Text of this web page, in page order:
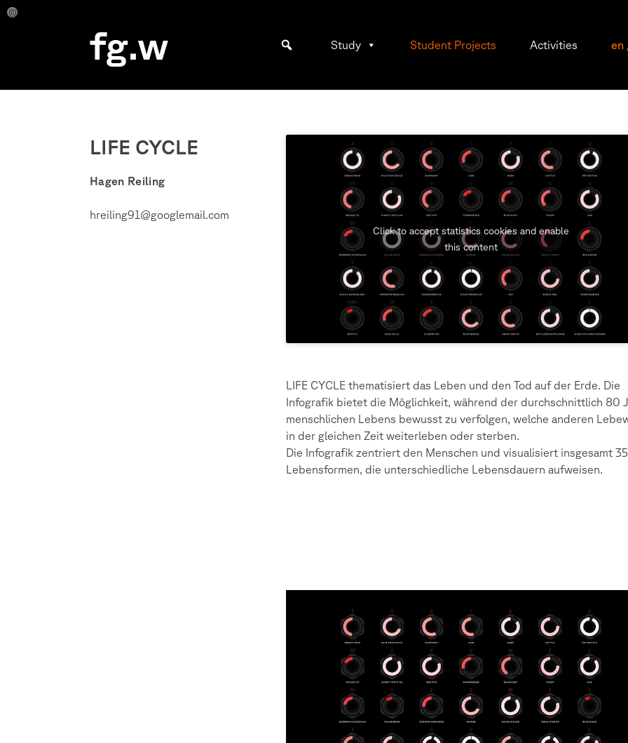
Skip
fg.w
Bachelor Kommunikationsdesign und Master Design & Information studieren
Study Student Projects Activities en
LIFE CYCLE
Hagen Reiling
hreiling91@googlemail.com
Click to accept statistics cookies and enable
this content
LIFE CYCLE thematisiert das Leben und den Tod auf der Erde. Die
Infografik bietet die Möglichkeit, während der durchschnittlich 80
menschlichen Lebens bewusst zu verfolgen, welche anderen
in der gleichen Zeit weiterleben oder sterben.
Die Infografik zentriert den Menschen und visualisiert insgesamt 35
Lebensformen, die unterschiedliche Lebensdauern aufweisen.